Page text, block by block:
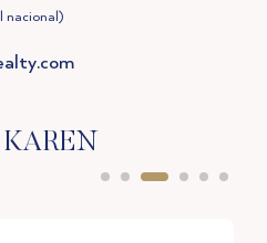
nacional)